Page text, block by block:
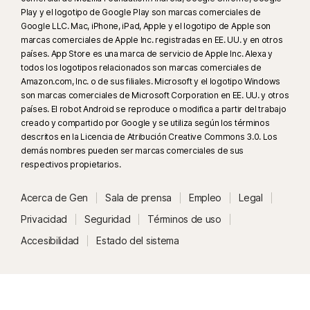
La Protección contra deepfakes automática funciona solo para videos
en inglés en plataformas de redes sociales o de video compatibles; para
otras plataformas, usa el análisis manual. Requiere Windows 11 o
posterior y un navegador compatible. La detección automática además
requiere una PC con IA (CPU Qualcomm o Intel de mínimo 8 núcleos,
16 GB de RAM) o una PC sin IA (CPU de mínimo 6 núcleos de cualquier
marca, 16 GB de RAM). Para las PC sin IA con CPU de mínimo 4 núcleos y
8 GB de RAM, solo está disponible el análisis manual. Para ver todos los
detalles, visitaNorton.com/deepfakesupport
La Protección contra deepfakes en el Asistente de IA Norton Genie está
disponible actualmente en acceso anticipado y solo funciona con videos
Play y el logotipo de Google Play son marcas comerciales de
Google LLC. Mac, iPhone, iPad, Apple y el logotipo de Apple son
marcas comerciales de Apple Inc. registradas en EE. UU. y en otros
países. App Store es una marca de servicio de Apple Inc. Alexa y
todos los logotipos relacionados son marcas comerciales de
Amazon.com, Inc. o de sus filiales. Microsoft y el logotipo Windows
son marcas comerciales de Microsoft Corporation en EE. UU. y otros
países. El robot Android se reproduce o modifica a partir del trabajo
creado y compartido por Google y se utiliza según los términos
descritos en la Licencia de Atribución Creative Commons 3.0. Los
demás nombres pueden ser marcas comerciales de sus
respectivos propietarios.
Acerca de Gen Sala de prensa Empleo
Legal
Privacidad
Seguridad
Términos de uso
Accesibilidad
Estado del sistema